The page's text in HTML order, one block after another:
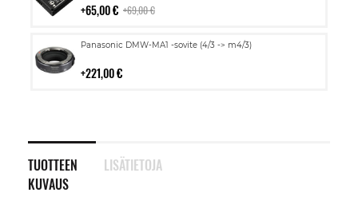
65,00 € 69,00 €
Panasonic DMW-MA1 -sovite (4/3 -> m4/3)
221,00 €
Lisää
TUOTTEEN
KUVAUS
LISÄTIETOJA